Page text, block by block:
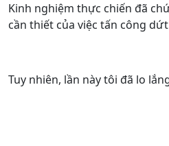
Kinh nghiệm thực chiến đã
cần thiết của việc tấn công
Tuy nhiên, lần này tôi đã lo